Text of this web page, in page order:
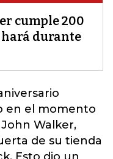
cumple 200
hará durante
en el momento
Walker,
de su tienda